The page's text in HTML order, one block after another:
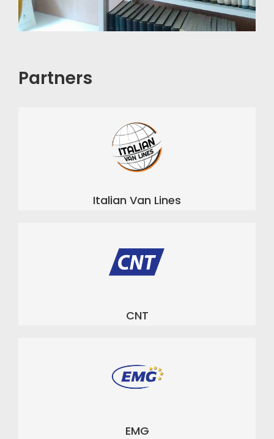
Partners
Italian Van Lines
CNT
EMG